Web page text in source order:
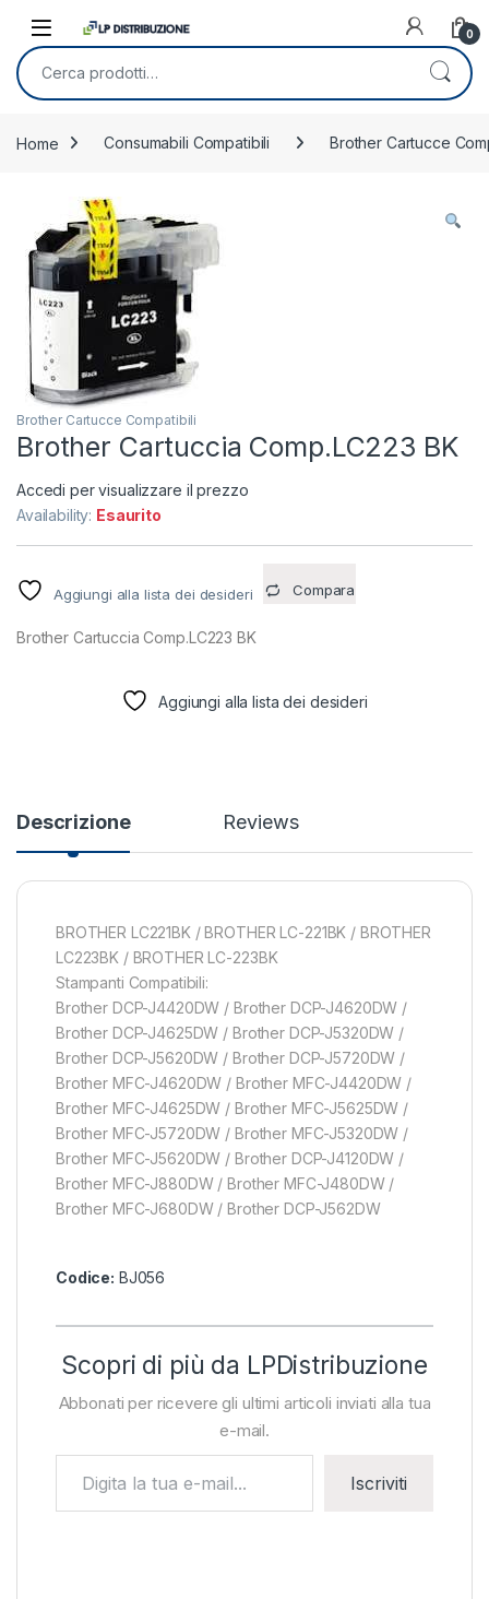
0
Cerca:
Home Consumabili Compatibili Brother Cartucce
Brother Cartucce Compatibili
Brother Cartuccia Comp.LC223 BK
Accedi per visualizzare il prezzo
Availability: Esaurito
Aggiungi alla lista dei desideri Compara
Brother Cartuccia Comp.LC223 BK
Aggiungi alla lista dei desideri
Descrizione Reviews
BROTHER LC221BK / BROTHER LC-221BK / BROTHER
LC223BK / BROTHER LC-223BK
Stampanti Compatibili:
Brother DCP-J4420DW / Brother DCP-J4620DW /
Brother DCP-J4625DW / Brother DCP-J5320DW /
Brother DCP-J5620DW / Brother DCP-J5720DW /
Brother MFC-J4620DW / Brother MFC-J4420DW /
Brother MFC-J4625DW / Brother MFC-J5625DW /
Brother MFC-J5720DW / Brother MFC-J5320DW /
Brother MFC-J5620DW / Brother DCP-J4120DW /
Brother MFC-J880DW / Brother MFC-J480DW /
Brother MFC-J680DW / Brother DCP-J562DW
Codice: BJ056
Scopri di più da LPDistribuzione
Abbonati per ricevere gli ultimi articoli inviati alla tua
e-mail.
Iscriviti